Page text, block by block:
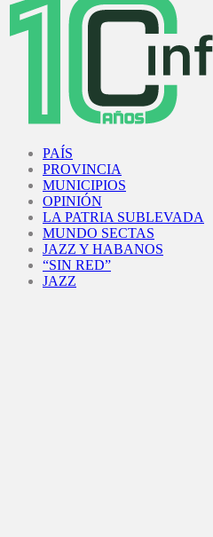
PAÍS
PROVINCIA
MUNICIPIOS
OPINIÓN
LA PATRIA SUBLEVADA
MUNDO SECTAS
JAZZ Y HABANOS
“SIN RED”
JAZZ